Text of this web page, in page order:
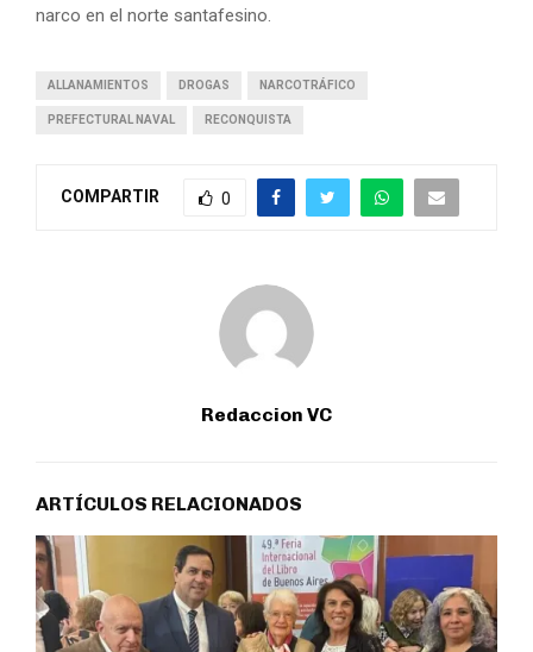
narco en el norte santafesino.
ALLANAMIENTOS DROGAS NARCOTRÁFICO
PREFECTURAL NAVAL RECONQUISTA
COMPARTIR 0
Redaccion VC
ARTÍCULOS RELACIONADOS